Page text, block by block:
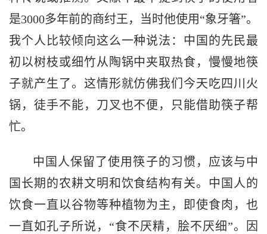
是3000多年前的商纣王，当时他使用“象牙箸”。
我个人比较倾向这么一种说法：中国的先民最
初以树枝或细竹从陶锅中夹取热食，慢慢地筷
子就产生了。这情形就仿佛我们今天吃四川火
锅，徒手不能，刀叉也不便，只能借助筷子帮
忙。
中国人保留了使用筷子的习惯，应该与中
国长期的农耕文明和饮食结构有关。中国人的
饮食一直以谷物等种植物为主，即使食肉，也
一直如孔子所说，“食不厌精，脍不厌细”。因